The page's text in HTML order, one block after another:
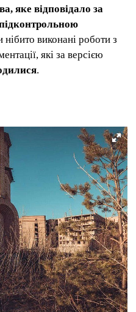
яке відповідало за
нібито виконані роботи з
які за версією
.